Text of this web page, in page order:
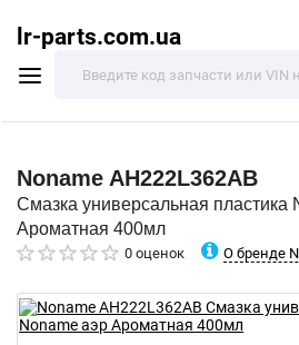
lr-parts.com.ua
Noname AH222L362AB
Смазка универсальная пластика
Ароматная 400мл
0 оценок О бренде